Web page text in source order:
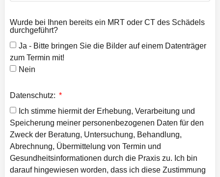
Wurde bei Ihnen bereits ein MRT oder CT des Schädels
durchgeführt?
Ja - Bitte bringen Sie die Bilder auf einem Datenträger
zum Termin mit!
Nein
Datenschutz:
Ich stimme hiermit der Erhebung, Verarbeitung und
Speicherung meiner personenbezogenen Daten für den
Zweck der Beratung, Untersuchung, Behandlung,
Abrechnung, Übermittelung von Termin und
Gesundheitsinformationen durch die Praxis zu. Ich bin
darauf hingewiesen worden, dass ich diese Zustimmung